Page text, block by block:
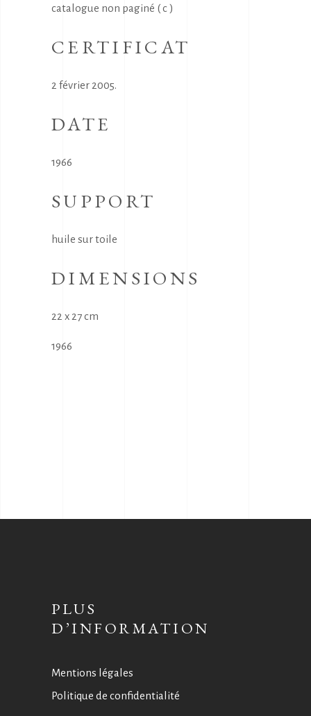
catalogue non paginé ( c )
CERTIFICAT
2 février 2005.
DATE
1966
SUPPORT
huile sur toile
DIMENSIONS
22 x 27 cm
1966
PLUS
D’INFORMATION
Mentions légales
Politique de confidentialité